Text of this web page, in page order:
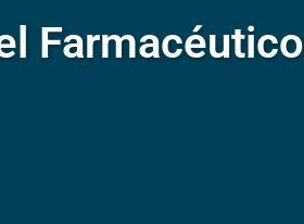
Farmacéutico